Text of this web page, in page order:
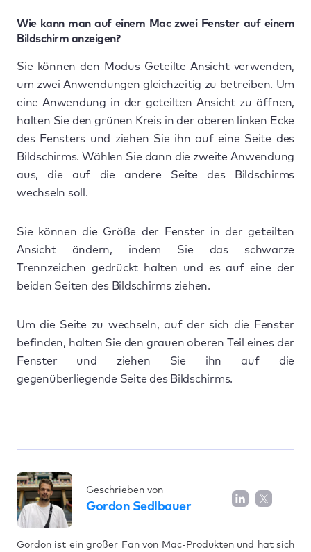
Wie kann man auf einem Mac zwei Fenster auf einem
Bildschirm anzeigen?
Sie können den Modus Geteilte Ansicht verwenden,
um zwei Anwendungen gleichzeitig zu betreiben. Um
eine Anwendung in der geteilten Ansicht zu öffnen,
halten Sie den grünen Kreis in der oberen linken Ecke
des Fensters und ziehen Sie ihn auf eine Seite des
Bildschirms. Wählen Sie dann die zweite Anwendung
aus, die auf die andere Seite des Bildschirms
wechseln soll.
Sie können die Größe der Fenster in der geteilten
Ansicht ändern, indem Sie das schwarze
Trennzeichen gedrückt halten und es auf eine der
beiden Seiten des Bildschirms ziehen.
Um die Seite zu wechseln, auf der sich die Fenster
befinden, halten Sie den grauen oberen Teil eines der
Fenster und ziehen Sie ihn auf die
gegenüberliegende Seite des Bildschirms.
Geschrieben von
Gordon Sedlbauer
Gordon ist ein großer Fan von Mac-Produkten und hat sich